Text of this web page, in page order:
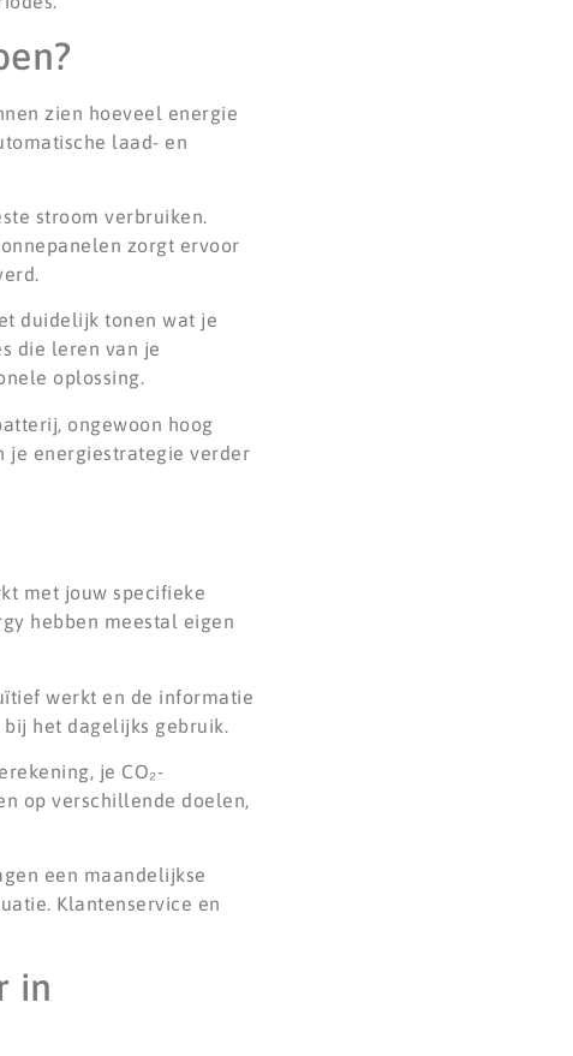
zien hoeveel energie
laad- en
stroom verbruiken.
zorgt ervoor
duidelijk tonen wat je
die leren van je
oplossing.
ongewoon hoog
je energiestrategie verder
met jouw specifieke
hebben meestal eigen
werkt en de informatie
het dagelijks gebruik.
je CO₂-
op verschillende doelen,
een maandelijkse
Klantenservice en
in